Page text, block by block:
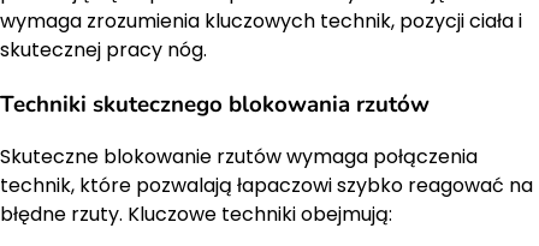
wymaga zrozumienia kluczowych technik, pozycji ciała i
skutecznej pracy nóg.
Techniki skutecznego blokowania rzutów
Skuteczne blokowanie rzutów wymaga połączenia
technik, które pozwalają łapaczowi szybko reagować na
błędne rzuty. Kluczowe techniki obejmują: